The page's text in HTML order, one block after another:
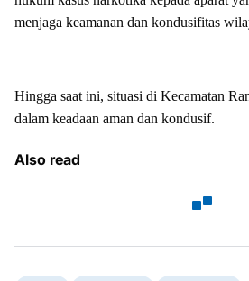
menjaga keamanan dan kondusifitas
Hingga saat ini, situasi di Kecamatan
dalam keadaan aman dan kondusif.
Also read